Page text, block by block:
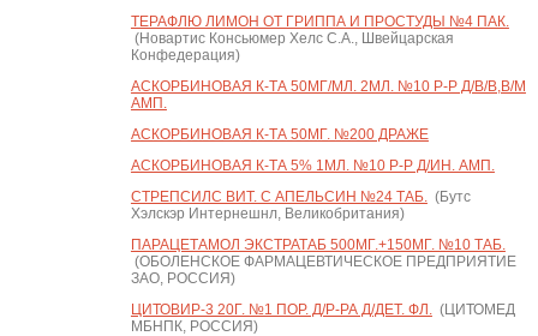
ТЕРАФЛЮ ЛИМОН ОТ ГРИППА И ПРОСТУДЫ №4 ПАК.
(Новартис Консьюмер Хелс С.А., Швейцарская
Конфедерация)
АСКОРБИНОВАЯ К-ТА 50МГ/МЛ. 2МЛ. №10 Р-Р Д/В/В,В/М
АМП.
АСКОРБИНОВАЯ К-ТА 50МГ. №200 ДРАЖЕ
АСКОРБИНОВАЯ К-ТА 5% 1МЛ. №10 Р-Р Д/ИН. АМП.
СТРЕПСИЛС ВИТ. С АПЕЛЬСИН №24 ТАБ.(Бутс
Хэлскэр Интернешнл, Великобритания)
ПАРАЦЕТАМОЛ ЭКСТРАТАБ 500МГ.+150МГ. №10 ТАБ.
(ОБОЛЕНСКОЕ ФАРМАЦЕВТИЧЕСКОЕ ПРЕДПРИЯТИЕ
ЗАО, РОССИЯ)
ЦИТОВИР-3 20Г. №1 ПОР. Д/Р-РА Д/ДЕТ. ФЛ.(ЦИТОМЕД
МБНПК, РОССИЯ)